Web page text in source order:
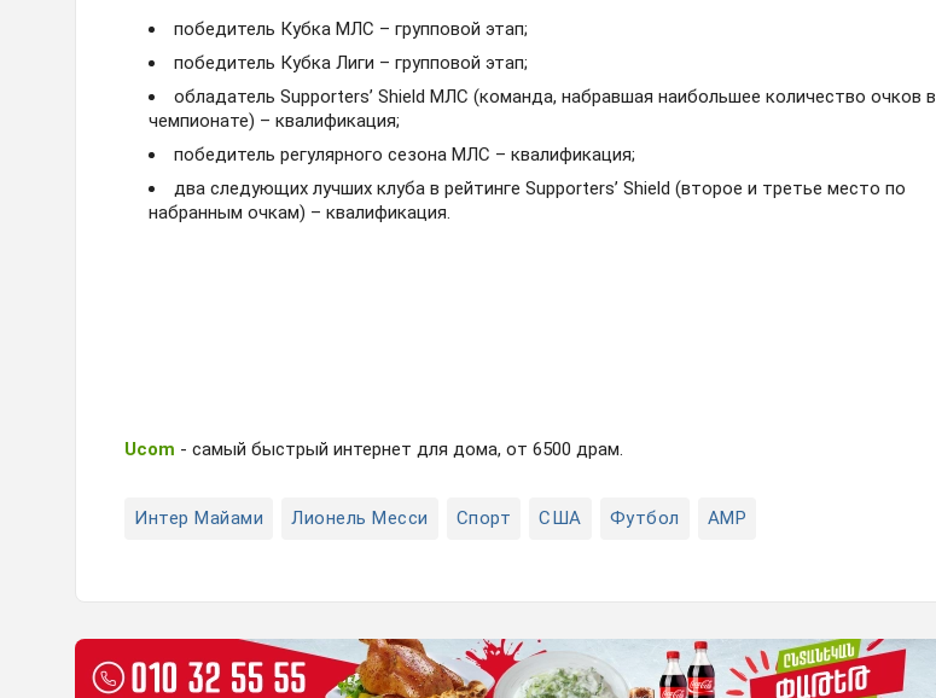
победитель Кубка МЛС – групповой этап;
победитель Кубка Лиги – групповой этап;
обладатель Supporters’ Shield МЛС (команда, набравшая наибольшее количество очков в
чемпионате) – квалификация;
победитель регулярного сезона МЛС – квалификация;
два следующих лучших клуба в рейтинге Supporters’ Shield (второе и третье место по
набранным очкам) – квалификация.
Ucom - самый быстрый интернет для дома, от 6500 драм.
Интер Майами Лионель Месси Спорт США Футбол AMP